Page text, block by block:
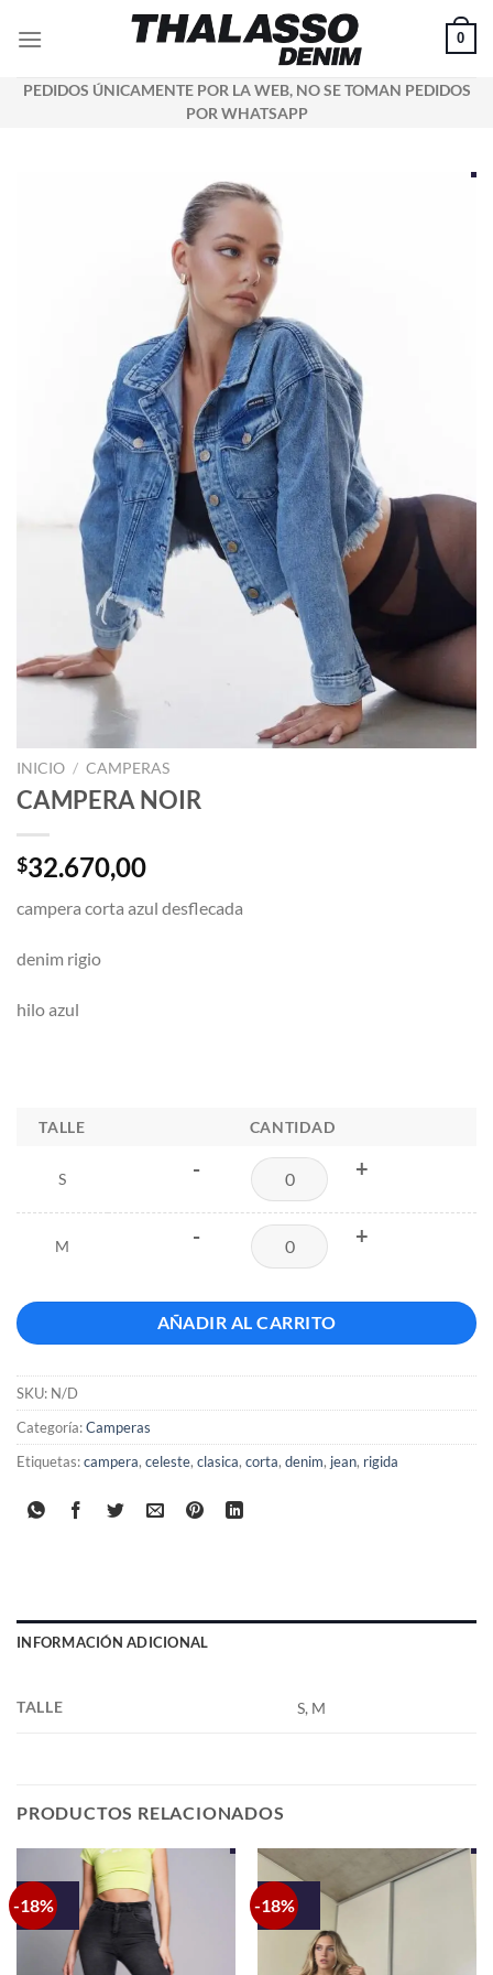
0
PEDIDOS ÚNICAMENTE POR LA WEB, NO SE TOMAN PEDIDOS
POR WHATSAPP
INICIO / CAMPERAS
CAMPERA NOIR
$32.670,00
campera corta azul desflecada
denim rigio
hilo azul
TALLE CANTIDAD
S - +
M - +
AÑADIR AL CARRITO
SKU: N/D
Categoría:Camperas
Etiquetas:campera, celeste, clasica, corta, denim, jean, rigida
INFORMACIÓN ADICIONAL
TALLE S, M
PRODUCTOS RELACIONADOS
-18% -18%